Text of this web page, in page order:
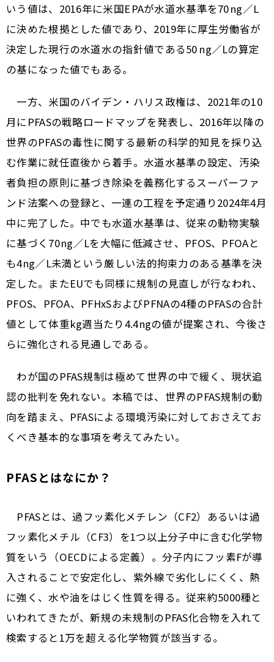
いう値は、2016年に米国E PAが水道水基準を70 ng／L
に決めた根拠とした値であり、2019年に厚生労働省が
決定した現行の水道水の指針値である50 ng／Lの算定
の基になった値でもある。
一方、米国のバイデン・ハリス政権は、2021年の10
月にPFASの戦略ロードマップを発表し、2016年以降の
世界のPFASの毒性に関する最新の科学的知見を採り込
む作業に就任直後から着手。水道水基準の設定、汚染
者負担の原則に基づき除染を義務化するスーパーファ
ンド法案への登録と、一連の工程を予定通り2024年4月
中に完了した。中でも水道水基準は、従来の動物実験
に基づく70 ng／Lを大幅に低減させ、PFOS、PFOAと
も4ng／L未満という厳しい法的拘束力のある基準を決
定した。またEUでも同様に規制の見直しが行なわれ、
PFOS、PFOA、PFHxSおよびPFNAの4種のPFASの合計
値として体重kg週当たり4.4ngの値が提案され、今後さ
らに強化される見通しである。
わが国のPFAS規制は極めて世界の中で緩く、現状追
認の批判を免れない。本稿では、世界のPFAS規制の動
向を踏まえ、PFASによる環境汚染に対しておさえてお
くべき基本的な事項を考えてみたい。
PFASとはなにか？
PFASとは、過フッ素化メチレン（CF2）あるいは過
フッ素化メチル（CF3）を1つ以上分子中に含む化学物
質をいう（OECDによる定義）。分子内にフッ素Fが導
入されることで安定化し、紫外線で劣化しにくく、熱
に強く、水や油をはじく性質を得る。従来約5000種と
いわれてきたが、新規の未規制のPFAS化合物を入れて
検索すると1万を超える化学物質が該当する。